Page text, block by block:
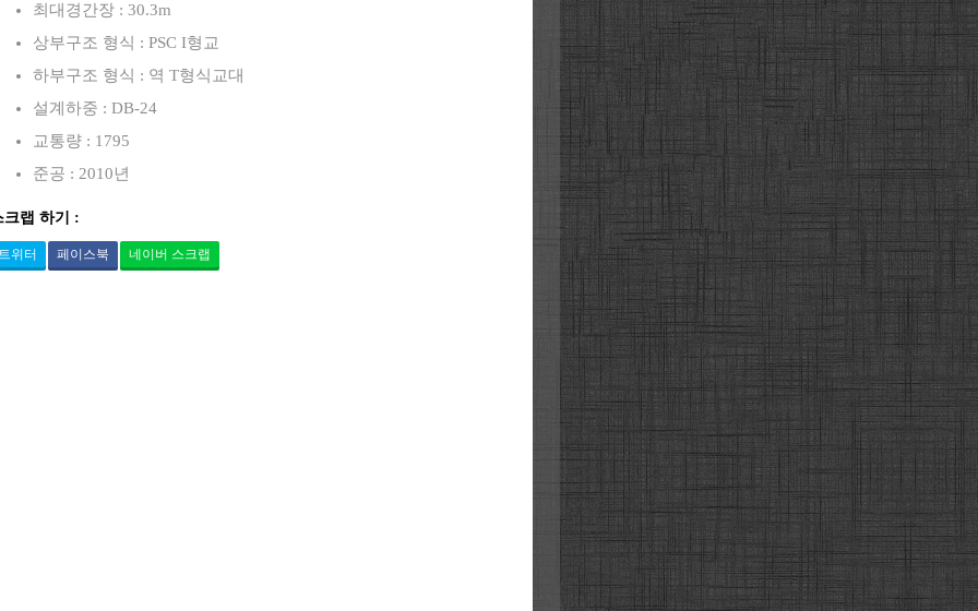
최대경간장 : 30.3m
상부구조 형식 : PSC I형교
하부구조 형식 : 역 T형식교대
설계하중 : DB-24
교통량 : 1795
준공 : 2010년
크랩 하기 :
위터 페이스북 네이버 스크랩